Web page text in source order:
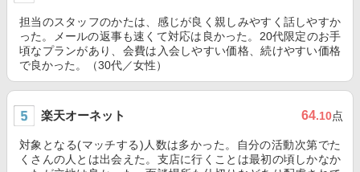
担当のスタッフのかたは、感じが良く親しみやすく話しやすか
った。メールの返事も速くて対応は良かった。20代限定のお手
頃なプランがあり、会費は入会しやすい価格、続けやすい価格
で良かった。（30代／女性）
楽天オーネット 64.10点
対象となる(マッチする)人数は多かった。自分の活動次第でた
くさんの人とは出会えた。支店に行くことは最初の頃しかなか